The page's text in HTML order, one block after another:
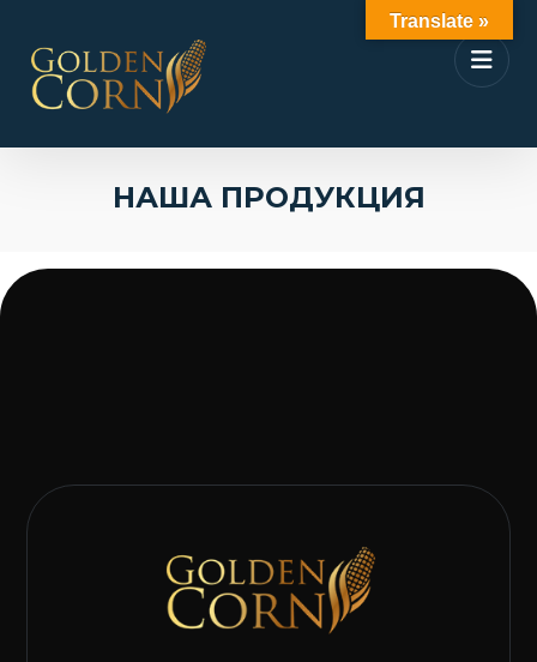
НАША ПРОДУКЦИЯ
Translate »